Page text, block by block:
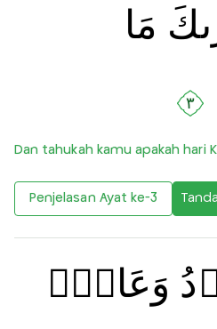
مَا
٣
Dan tahukah kamu apakah hari
Penjelasan Ayat ke-3
وَعَادٌۢ